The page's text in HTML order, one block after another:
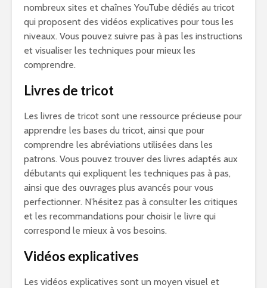
nombreux sites et chaînes YouTube dédiés au tricot
qui proposent des vidéos explicatives pour tous les
niveaux. Vous pouvez suivre pas à pas les instructions
et visualiser les techniques pour mieux les
comprendre.
Livres de tricot
Les livres de tricot sont une ressource précieuse pour
apprendre les bases du tricot, ainsi que pour
comprendre les abréviations utilisées dans les
patrons. Vous pouvez trouver des livres adaptés aux
débutants qui expliquent les techniques pas à pas,
ainsi que des ouvrages plus avancés pour vous
perfectionner. N’hésitez pas à consulter les critiques
et les recommandations pour choisir le livre qui
correspond le mieux à vos besoins.
Vidéos explicatives
Les vidéos explicatives sont un moyen visuel et